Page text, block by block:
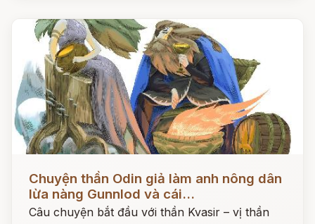
Chuyện thần Odin giả làm anh nông dân
lừa nàng Gunnlod và cái...
Câu chuyện bắt đầu với thần Kvasir – vị thần